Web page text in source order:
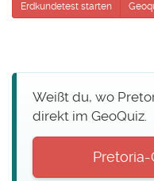
Erdkundetest starten
Weißt du, wo
direkt im GeoQuiz.